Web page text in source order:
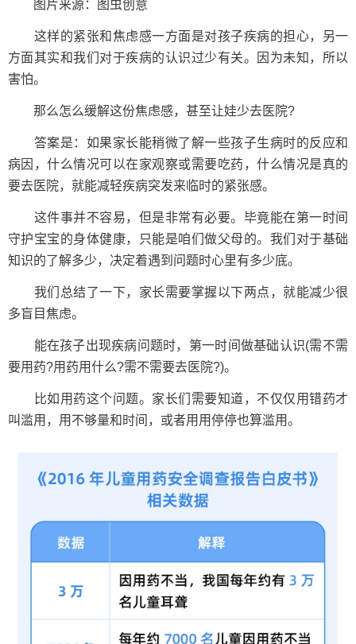
图片来源：图虫创意
这样的紧张和焦虑感一方面是对孩子疾病的担心，另一
方面其实和我们对于疾病的认识过少有关。因为未知，所以
害怕。
那么怎么缓解这份焦虑感，甚至让娃少去医院?
答案是：如果家长能稍微了解一些孩子生病时的反应和
病因，什么情况可以在家观察或需要吃药，什么情况是真的
要去医院，就能减轻疾病突发来临时的紧张感。
这件事并不容易，但是非常有必要。毕竟能在第一时间
守护宝宝的身体健康，只能是咱们做父母的。我们对于基础
知识的了解多少，决定着遇到问题时心里有多少底。
我们总结了一下，家长需要掌握以下两点，就能减少很
多盲目焦虑。
能在孩子出现疾病问题时，第一时间做基础认识(需不需
要用药?用药用什么?需不需要去医院?)。
比如用药这个问题。家长们需要知道，不仅仅用错药才
叫滥用，用不够量和时间，或者用用停停也算滥用。